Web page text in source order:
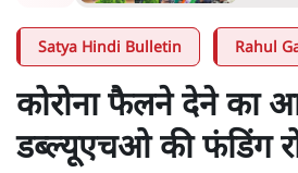
Satya Hindi Bulletin Rahul
कोरोना फैलने देने का
डब्ल्यूएचओ की फंडिंग